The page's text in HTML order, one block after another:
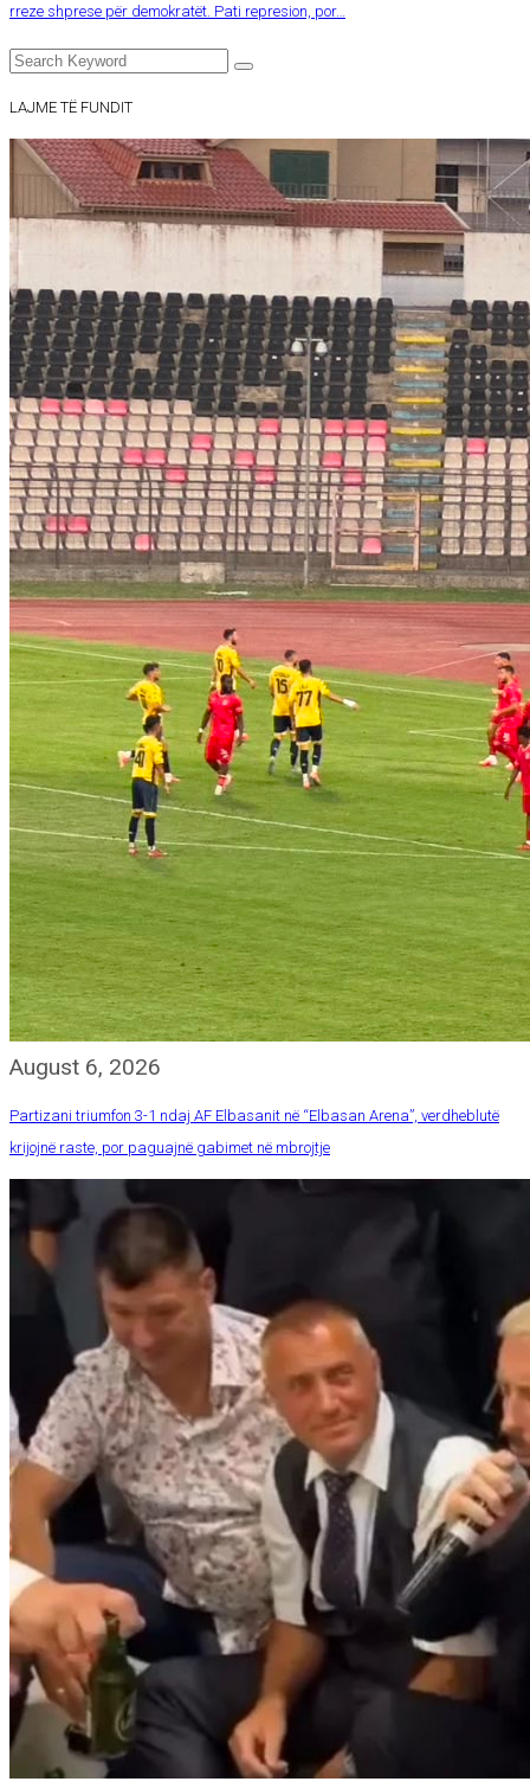
rreze shprese për demokratët. Pati represion, por…
LAJME TË FUNDIT
August 6, 2026
Partizani triumfon 3-1 ndaj AF Elbasanit në “Elbasan Arena”, verdheblutë
krijojnë raste, por paguajnë gabimet në mbrojtje